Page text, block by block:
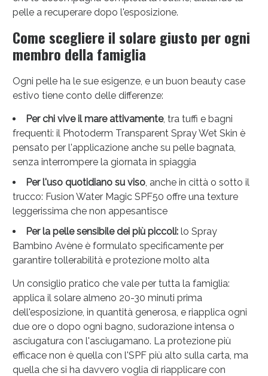
pelle a recuperare dopo l'esposizione.
Come scegliere il solare giusto per ogni
membro della famiglia
Ogni pelle ha le sue esigenze, e un buon beauty case
estivo tiene conto delle differenze:
Per chi vive il mare attivamente, tra tuffi e bagni
frequenti: il Photoderm Transparent Spray Wet Skin è
pensato per l'applicazione anche su pelle bagnata,
senza interrompere la giornata in spiaggia
Per l'uso quotidiano su viso, anche in città o sotto il
trucco: Fusion Water Magic SPF50 offre una texture
leggerissima che non appesantisce
Per la pelle sensibile dei più piccoli: lo Spray
Bambino Avène è formulato specificamente per
garantire tollerabilità e protezione molto alta
Un consiglio pratico che vale per tutta la famiglia:
applica il solare almeno 20-30 minuti prima
dell'esposizione, in quantità generosa, e riapplica ogni
due ore o dopo ogni bagno, sudorazione intensa o
asciugatura con l'asciugamano. La protezione più
efficace non è quella con l'SPF più alto sulla carta, ma
quella che si ha davvero voglia di riapplicare con